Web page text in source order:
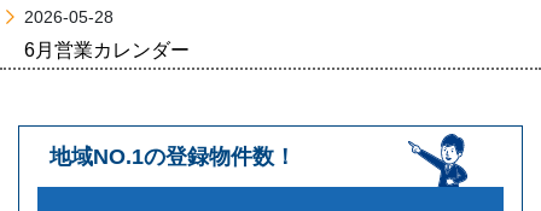
2026-05-28
6月営業カレンダー
地域NO.1の登録物件数！